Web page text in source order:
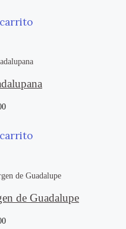
de Guadalupe